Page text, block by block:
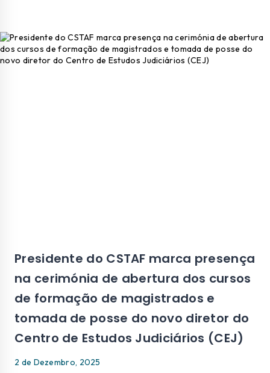
Presidente do CSTAF marca presença
na cerimónia de abertura dos cursos
de formação de magistrados e
tomada de posse do novo diretor do
Centro de Estudos Judiciários (CEJ)
2 de Dezembro, 2025